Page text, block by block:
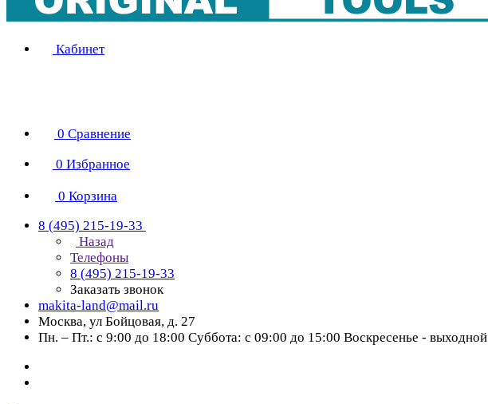
Кабинет
0 Сравнение
0 Избранное
0 Корзина
8 (495) 215-19-33
Назад
Телефоны
8 (495) 215-19-33
Заказать звонок
makita-land@mail.ru
Москва, ул Бойцовая, д. 27
Пн. – Пт.: с 9:00 до 18:00 Суббота: с 09:00 до 15:00 Воскресенье - выходной